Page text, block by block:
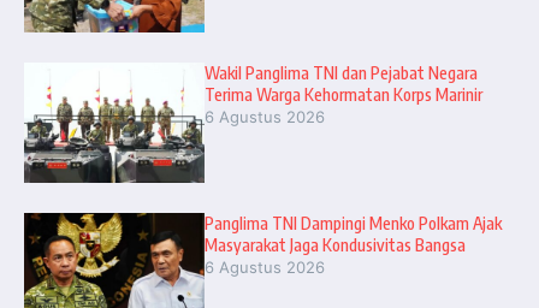
Wakil Panglima TNI dan Pejabat Negara
Terima Warga Kehormatan Korps Marinir
6 Agustus 2026
Panglima TNI Dampingi Menko Polkam Ajak
Masyarakat Jaga Kondusivitas Bangsa
6 Agustus 2026